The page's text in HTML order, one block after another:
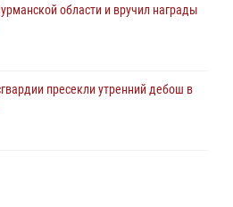
области и вручил награды
пресекли утренний дебош в